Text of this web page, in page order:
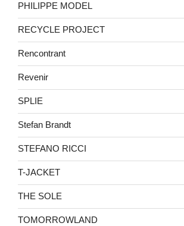
PHILIPPE MODEL
RECYCLE PROJECT
Rencontrant
Revenir
SPLIE
Stefan Brandt
STEFANO RICCI
T-JACKET
THE SOLE
TOMORROWLAND